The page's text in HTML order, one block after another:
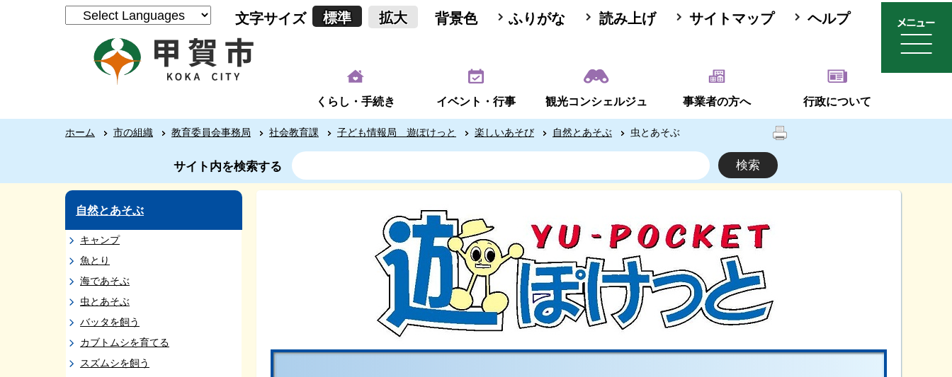
文字サイズ 標準 拡大 背景色 ふりがな 読み上げ サイトマップ ヘルプ
くらし・手続き イベント・行事 観光コンシェルジュ 事業者の方へ 行政について
ホーム 市の組織 教育委員会事務局 社会教育課 子ども情報局 遊ぽけっと 楽しいあそび 自然とあそぶ 虫とあそぶ
サイト内を検索する
自然とあそぶ
キャンプ
魚とり
海であそぶ
虫とあそぶ
バッタを飼う
カブトムシを育てる
スズムシを飼う